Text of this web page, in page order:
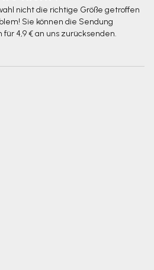
nicht die richtige Größe getroffen
Sie können die Sendung
für 4,9 € an uns zurücksenden.